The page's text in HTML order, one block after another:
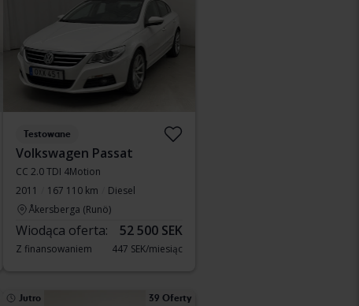
Testowane
Volkswagen Passat
CC 2.0 TDI 4Motion
2011
167 110 km
Diesel
Åkersberga (Runö)
Wiodąca oferta: 52 500 SEK
Z finansowaniem 447 SEK/miesiąc
Jutro 39 Oferty